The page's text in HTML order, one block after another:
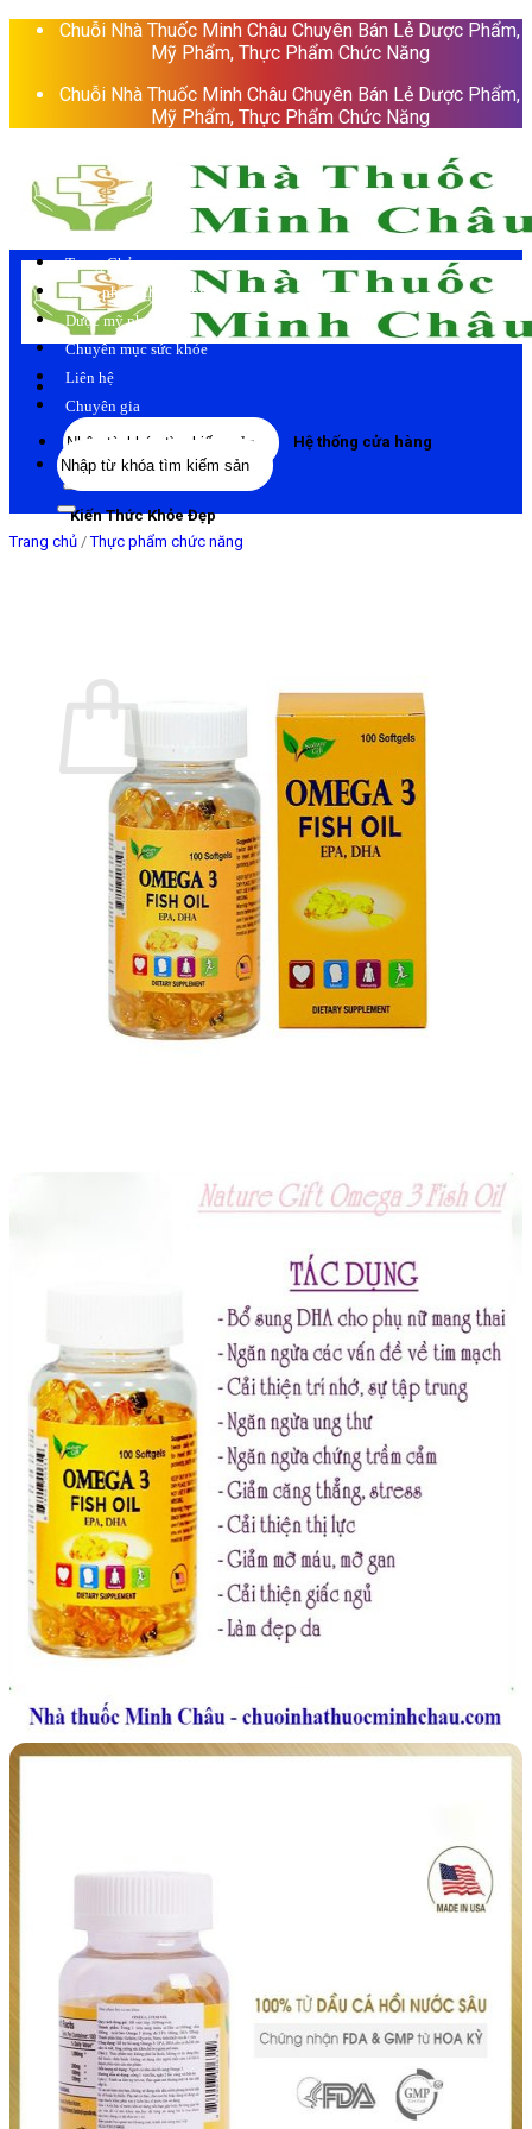
Skip
Chuỗi Nhà Thuốc Minh Châu Chuyên Bán Lẻ Dược Phẩm,
Mỹ Phẩm, Thực Phẩm Chức Năng
Chuỗi Nhà Thuốc Minh Châu Chuyên Bán Lẻ Dược Phẩm,
Mỹ Phẩm, Thực Phẩm Chức Năng
Tìm
kiếm:
Hệ thống cửa hàng
Kiến Thức Khỏe Đẹp
Chưa có sản phẩm trong giỏ hàng.
Quay trở lại cửa hàng
Trang Chủ
Thực phẩm chức năng
Dược mỹ phẩm
Chuyên mục sức khỏe
Liên hệ
Chuyên gia
Tìm
kiếm:
Trang chủ / Thực phẩm chức năng